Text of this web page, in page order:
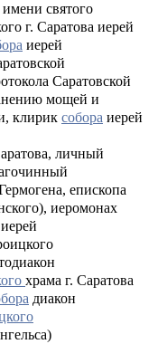
имени святого
г. Саратова иерей
иерей
Саратовской
мощей и
клирик собора иерей
личный
епископа
иеромонах
иерей
храма г. Саратова
диакон